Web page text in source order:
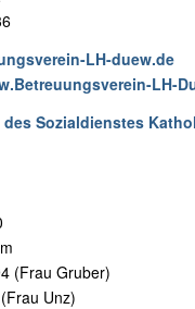
LH-duew.de
LH-
Sozialdienstes
(Frau Gruber)
Unz)